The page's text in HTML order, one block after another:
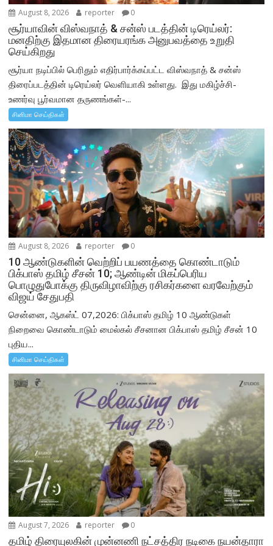
August 8, 2026 reporter 0
சூர்யாவின் விஸ்வநாத் & சன்ஸ் படத்தின் டிரெய்லர்:
மனதிற்கு இதமான திரையரங்க அனுபவத்தை உறுதி
செய்கிறது
சூர்யா நடிப்பில் பெரிதும் எதிர்பார்க்கப்பட்ட விஸ்வநாத் & சன்ஸ்
திரைப்படத்தின் டிரெய்லர் வெளியாகி உள்ளது. இது மகிழ்ச்சி-
உணர்வு பூர்வமான தருணங்கள்-...
சினிமா செய்திகள்
August 8, 2026 reporter 0
10 ஆண்டுகளின் வெற்றிப் பயணத்தை கொண்டாடும்
பிக்பாஸ் தமிழ் சீசன் 10; ஆண்டின் மிகப்பெரிய
பொழுதுபோக்கு திருவிழாவிற்கு ரசிகர்களை வரவேற்கும்
விஜய் சேதுபதி
சென்னை, ஆகஸ்ட் 07,2026: பிக்பாஸ் தமிழ் 10 ஆண்டுகள்
நிறைவை கொண்டாடும் மைல்கல் சீசனான பிக்பாஸ் தமிழ் சீசன் 10
புதிய...
சினிமா செய்திகள்
August 7, 2026 reporter 0
தமிழ் திரையுலகின் முன்னணி நட்சத்திர நடிகை நயன்தாரா